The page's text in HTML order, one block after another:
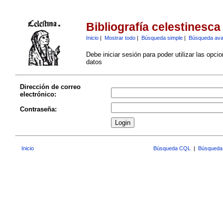
Bibliografía celestinesca
Inicio| Mostrar todo| Búsqueda simple| Búsqueda
Debe iniciar sesión para poder utilizar las
datos
Dirección de correo
electrónico:
Contraseña:
Inicio Búsqueda CQL |